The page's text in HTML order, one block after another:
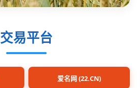
交易平台
爱名网 (22.CN)